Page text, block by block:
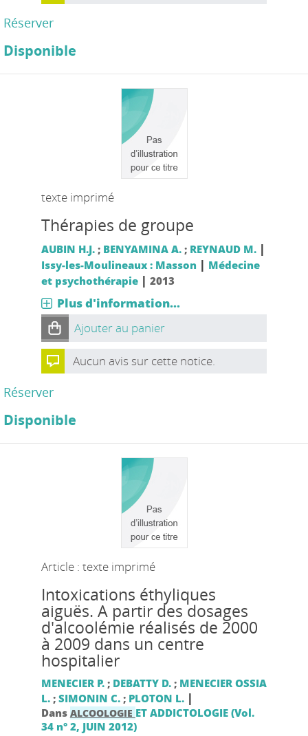
Réserver
Disponible
texte imprimé
Thérapies de groupe
AUBIN H.J.; BENYAMINA A.; REYNAUD M. |
Issy-les-Moulineaux : Masson | Médecine
et psychothérapie| 2013
Plus d'information...
Ajouter au panier
Aucun avis sur cette notice.
Réserver
Disponible
Article : texte imprimé
Intoxications éthyliques
aiguës. A partir des dosages
d'alcoolémie réalisés de 2000
à 2009 dans un centre
hospitalier
MENECIER P.; DEBATTY D.; MENECIER OSSIA
L.; SIMONIN C.; PLOTON L. |
Dans ALCOOLOGIE ET ADDICTOLOGIE (Vol.
34 n° 2, JUIN 2012)